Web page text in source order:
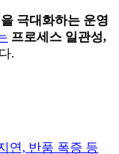
극대화하는 운영
프로세스 일관성,
.
연, 반품 폭증 등